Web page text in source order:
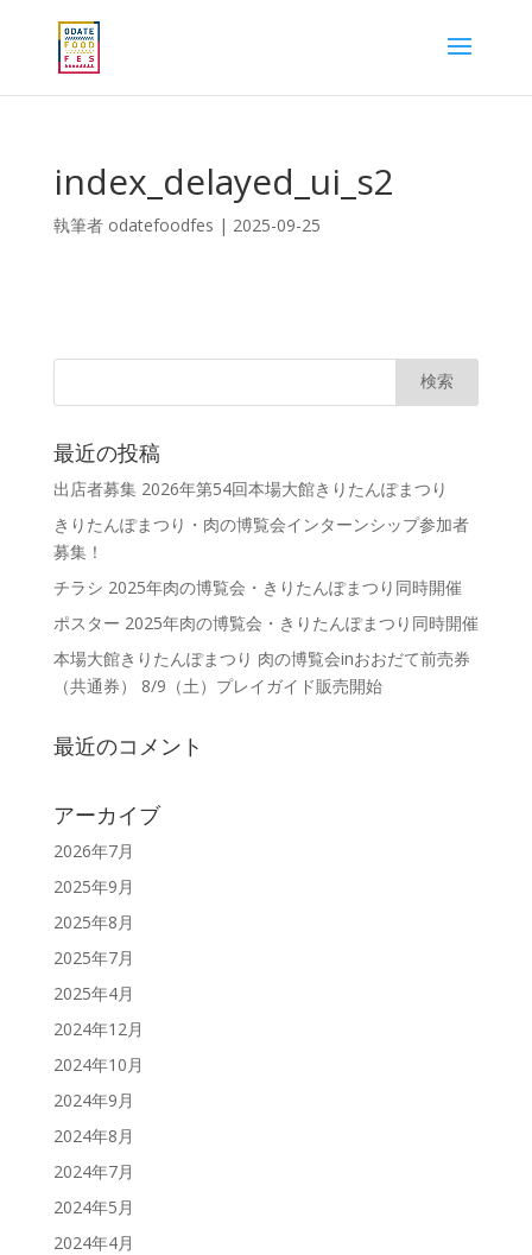
index_delayed_ui_s2
執筆者 odatefoodfes | 2025-09-25
最近の投稿
出店者募集 2026年第54回本場大館きりたんぽまつり
きりたんぽまつり・肉の博覧会インターンシップ参加者
募集！
チラシ 2025年肉の博覧会・きりたんぽまつり同時開催
ポスター 2025年肉の博覧会・きりたんぽまつり同時開催
本場大館きりたんぽまつり 肉の博覧会inおおだて前売券
（共通券） 8/9（土）プレイガイド販売開始
最近のコメント
アーカイブ
2026年7月
2025年9月
2025年8月
2025年7月
2025年4月
2024年12月
2024年10月
2024年9月
2024年8月
2024年7月
2024年5月
2024年4月